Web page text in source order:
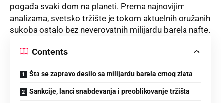
pogađa svaki dom na planeti. Prema najnovijim
analizama, svetsko tržište je tokom aktuelnih oružanih
sukoba ostalo bez neverovatnih milijardu barela nafte.
Contents
Šta se zapravo desilo sa milijardu barela crnog zlata
Sankcije, lanci snabdevanja i preoblikovanje tržišta